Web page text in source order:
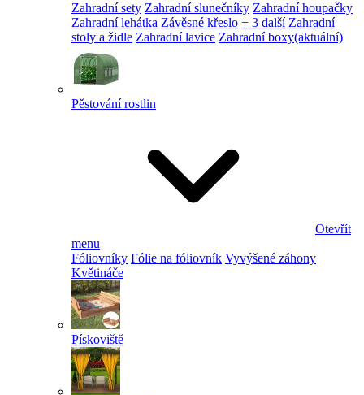
Zahradní sety Zahradní slunečníky Zahradní houpačky
Zahradní lehátka Závěsné křeslo + 3 další Zahradní
stoly a židle Zahradní lavice Zahradní boxy(aktuální)
Pěstování rostlin
Otevřít
menu
Fóliovníky Fólie na fóliovník Vyvýšené záhony
Květináče
Pískoviště